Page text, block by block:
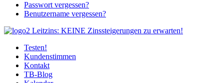
Passwort vergessen?
Benutzername vergessen?
Testen!
Kundenstimmen
Kontakt
TB-Blog